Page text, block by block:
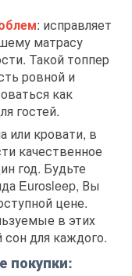
: исправляет
матрасу
Такой топпер
ровной и
как
гостей.
или кровати, в
качественное
год. Будьте
Eurosleep, Вы
цене.
в этих
для каждого.
покупки: